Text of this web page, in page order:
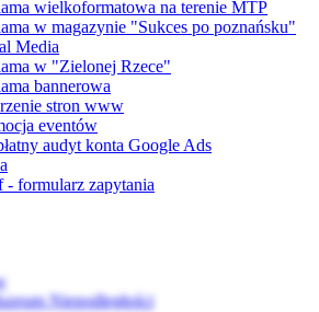
wielkoformatowa na terenie MTP
w magazynie "Sukces po poznańsku"
Media
w "Zielonej Rzece"
bannerowa
stron www
eventów
audyt konta Google Ads
- formularz zapytania
Niepodległości